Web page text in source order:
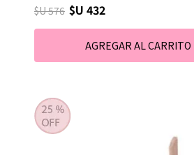
$U 576 $U 432